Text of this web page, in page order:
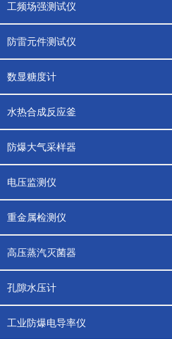
工频场强测试仪
防雷元件测试仪
数显糖度计
水热合成反应釜
防爆大气采样器
电压监测仪
重金属检测仪
高压蒸汽灭菌器
孔隙水压计
工业防爆电导率仪